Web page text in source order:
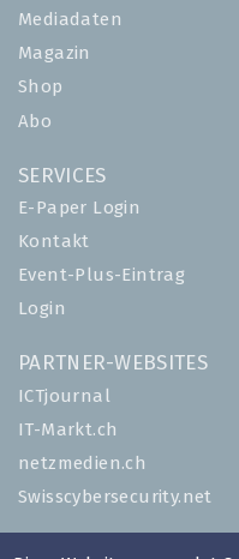
Mediadaten
Magazin
Shop
Abo
SERVICES
E-Paper Login
Kontakt
Event-Plus-Eintrag
Login
PARTNER-WEBSITES
ICTjournal
IT-Markt.ch
netzmedien.ch
Swisscybersecurity.net
© NETZMEDIEN AG 2026